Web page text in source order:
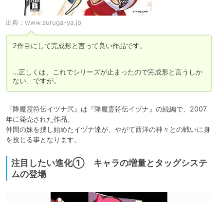
出典： www.suruga-ya.jp
2作目にして完成形と言って良い作品です。
…正しくは、これでシリーズが止まったので完成形と言うしか
ない、ですが。
『降魔霊符伝イヅナ弐』は『降魔霊符伝イヅナ』の続編で、2007
年に発売された作品。
仲間の妹を捜し始めたイヅナ達が、やがて西洋の神々との戦いに身
を投じる事となります。
注目したい進化① キャラの増量とタッグシステ
ムの登場